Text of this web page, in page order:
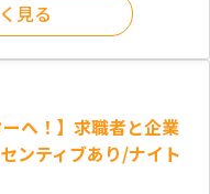
見る
へ！】求職者と企業
ンティブあり/ナイト